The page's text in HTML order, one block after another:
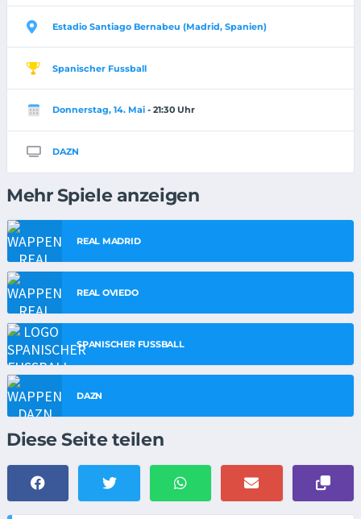
Estadio Santiago Bernabeu (Madrid, Spanien)
Spanischer Fussball
Donnerstag, 14. Mai - 21:30 Uhr
DAZN
Mehr Spiele anzeigen
REAL MADRID
REAL OVIEDO
SPANISCHER FUSSBALL
DAZN
Diese Seite teilen